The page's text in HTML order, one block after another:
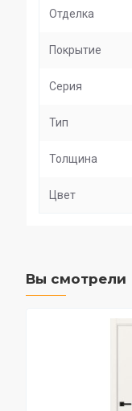
Отделка
Покрытие
Серия
Тип
Толщина
Цвет
Вы смотрели